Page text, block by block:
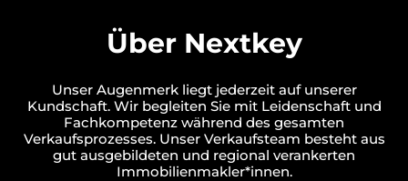
Über Nextkey
Unser Augenmerk liegt jederzeit auf unserer
Kundschaft. Wir begleiten Sie mit Leidenschaft und
Fachkompetenz während des gesamten
Verkaufsprozesses. Unser Verkaufsteam besteht aus
gut ausgebildeten und regional verankerten
Immobilienmakler*innen.